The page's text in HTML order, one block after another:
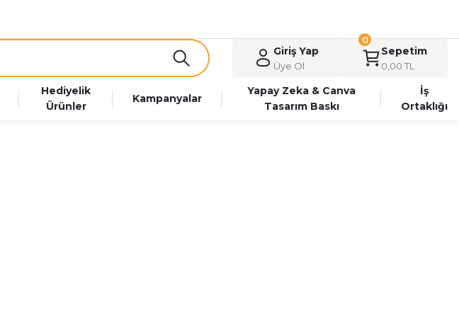
Giriş Yap
Üye Ol
Sepetim
0,00 TL
0
Hediyelik
Ürünler
Kampanyalar
Yapay Zeka & Canva
Tasarım Baskı
İş
Ortaklığı